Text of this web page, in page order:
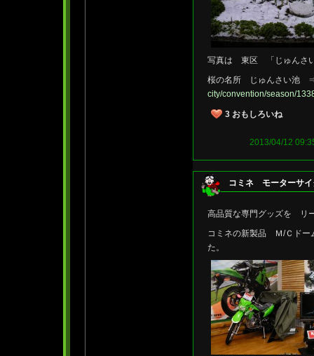
写真は 東区 「じゅんさ
桜の名所 じゅんさい
city/convention/season/
3 おもしろいね
2013/04/12
コミネ モーターサ
高品質な専門グッズを リ
コミネの新製品 Ｍ/Ｃド
た。